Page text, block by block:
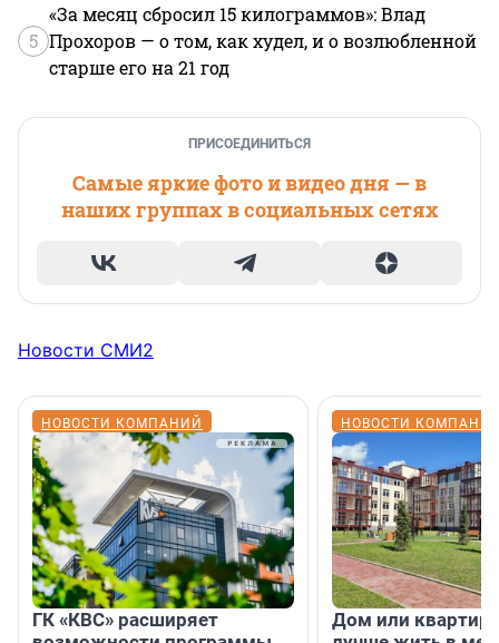
5
«За месяц сбросил 15 килограммов»: Влад
Прохоров — о том, как худел, и о возлюбленной
старше его на 21 год
ПРИСОЕДИНИТЬСЯ
Самые яркие фото и видео дня — в
наших группах в социальных сетях
Новости СМИ2
НОВОСТИ КОМПАНИЙ
ГК «КВС» расширяет
НОВОСТИ
Дом или